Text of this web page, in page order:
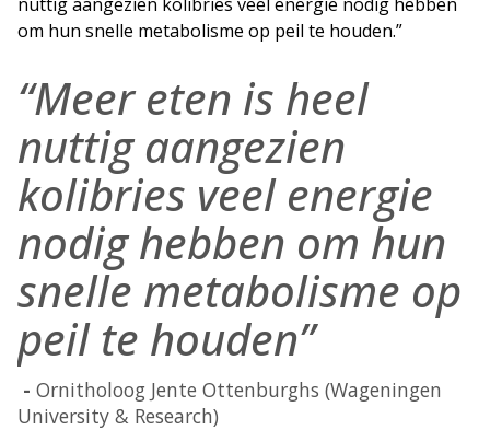
om hun snelle metabolisme op peil te houden.”
“Meer eten is heel
nuttig aangezien
kolibries veel energie
nodig hebben om hun
snelle metabolisme op
peil te houden”
Ornitholoog Jente Ottenburghs (Wageningen
University & Research)